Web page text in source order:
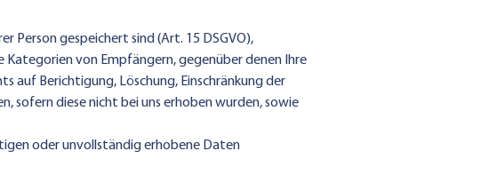
Person gespeichert sind (Art. 15 DSGVO),
von Empfängern, gegenüber denen Ihre
auf Berichtigung, Löschung, Einschränkung der
sofern diese nicht bei uns erhoben wurden, sowie
oder unvollständig erhobene Daten